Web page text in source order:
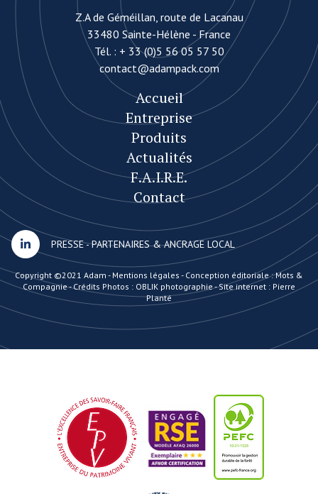
Z.A de Géméillan, route de Lacanau
33480 Sainte-Hélène - France
Tél. : + 33 (0)5 56 05 57 50
contact@adampack.com
Accueil
Entreprise
Produits
Actualités
F.A.I.R.E.
Contact
PRESSE-PARTENAIRES & ANCRAGE LOCAL
Copyright ©2021 Adam - Mentions légales - Conception éditoriale : Mots &
Compagnie-Crédits Photos : OBLIK photographie-Site internet : Pierre
Planté